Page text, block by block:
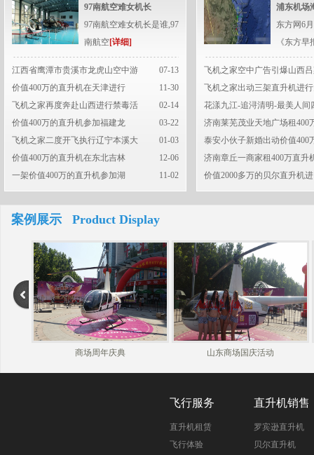
97南航空难女机长
97南航空难女机长是谁,97
南航空[详细]
07-13
江西省鹰潭市贵溪市龙虎山空中游
11-30
价值400万的直升机在天津进行
02-14
飞机之家再度奔赴山西进行禁毒活
03-22
价值400万的直升机参加福建龙
01-03
飞机之家二度开飞执行辽宁本溪大
12-06
价值400万的直升机在东北吉林
11-02
一架价值400万的直升机参加湖
浦东机场
东方网6
《东方早
飞机之家空中广告引爆山西
飞机之家出动三架直升机进
花漾九江-追浔清明-最美人间
济南莱芜茂业天地广场租400
泰安小伙子新婚出动价值400
济南章丘一商家租400万直升
价值2000多万的贝尔直升机进
案例展示 Product Display
商场周年庆典 山东商场国庆活动
飞行服务
直升机租赁
飞行体验
直升机销售
罗宾逊直升机
贝尔直升机